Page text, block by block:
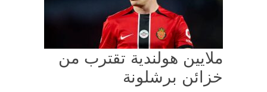
ملايين هولندية تقترب من
خزائن برشلونة